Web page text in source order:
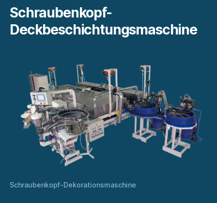
Schraubenkopf-
Deckbeschichtungsmaschine
Schraubenkopf-Dekorationsmaschine